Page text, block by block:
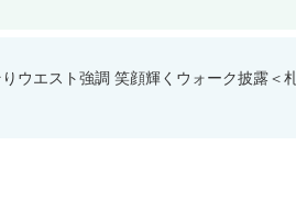
ウエスト強調 笑顔輝くウォーク披露＜